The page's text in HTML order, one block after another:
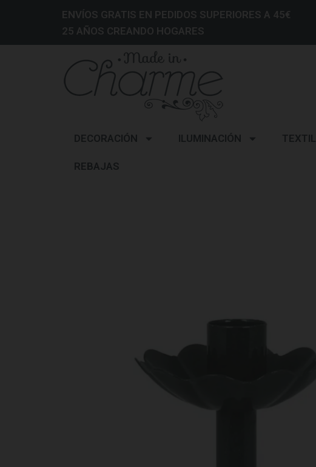
ENVÍOS GRATIS EN PEDIDOS SUPERIORES A 45€
25 AÑOS CREANDO HOGARES
DECORACIÓN ILUMINACIÓN TEXTIL
REBAJAS